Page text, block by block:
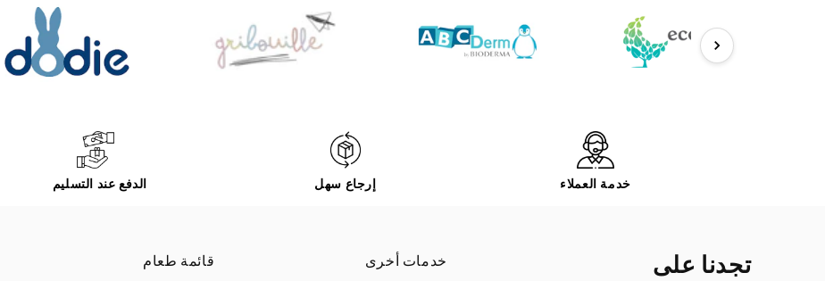
الدفع عند التسليم إرجاع سهل خدمة العملاء
قائمة طعام
خدمات أخرى
تجدنا على